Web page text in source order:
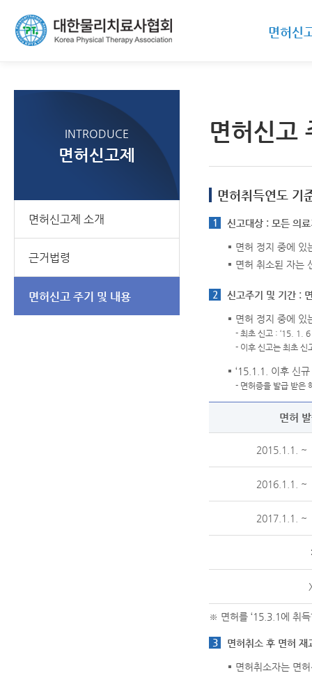
면허신
INTRODUCE
면허신고제
면허신고제 소개
근거법령
면허신고 주기 및 내용
면허신고
면허취득연도 기
1 신고대상 : 모든 의
면허 정지 중에 있
면허 취소된 자는
2 신고주기 및 기간 :
면허 정지 중에 있
- 최초 신고 : ‘15. 1.
- 이후 신고는 최초
‘15.1.1. 이후 신
- 면허증을 발급 받은
면허
2015.1.1.
2016.1.1.
2017.1.1.
※ 면허를 ‘15.3.1에 취
3 면허취소 후 면허 재
면허취소자는 면